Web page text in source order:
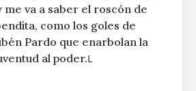
me va a saber el roscón de
como los goles de
Pardo que enarbolan la
al poder.L